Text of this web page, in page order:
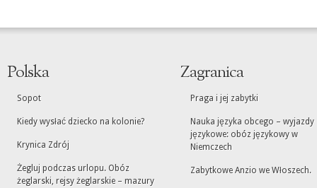
Polska
Sopot
Kiedy wysłać dziecko na kolonie?
Krynica Zdrój
Żegluj podczas urlopu. Obóz
żeglarski, rejsy żeglarskie – mazury
Zagranica
Praga i jej zabytki
Nauka języka obcego – wyjazdy
językowe: obóz językowy w
Niemczech
Zabytkowe Anzio we Włoszech.